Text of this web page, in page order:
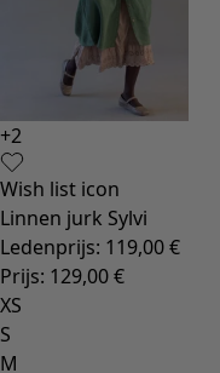
+2
Wish list icon
Linnen jurk Sylvi
Ledenprijs: 119,00 €
Prijs: 129,00 €
XS
S
M